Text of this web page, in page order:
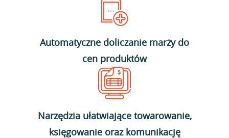
Automatyczne doliczanie marży do
cen produktów
Narzędzia ułatwiające towarowanie,
księgowanie oraz komunikację